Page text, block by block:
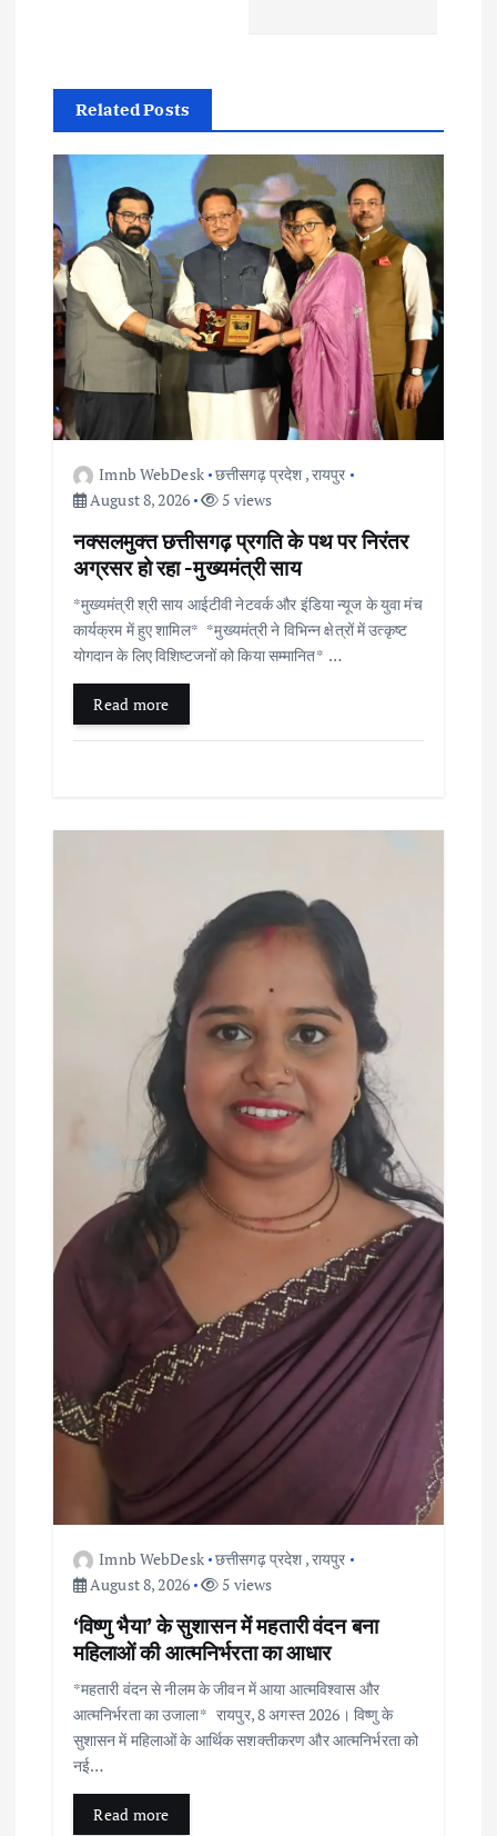
a
t
o
n
Related Posts
Imnb WebDesk छत्तीसगढ़ प्रदेश ,रायपुर
August 8, 2026
5 views
नक्सलमुक्त छत्तीसगढ़ प्रगति के पथ पर निरंतर
अग्रसर हो रहा -मुख्यमंत्री साय
*मुख्यमंत्री श्री साय आईटीवी नेटवर्क और इंडिया न्यूज के युवा मंच
कार्यक्रम में हुए शामिल* *मुख्यमंत्री ने विभिन्न क्षेत्रों में उत्कृष्ट
योगदान के लिए विशिष्टजनों को किया सम्मानित* …
Read more
Imnb WebDesk छत्तीसगढ़ प्रदेश ,रायपुर
August 8, 2026
5 views
‘विष्णु भैया’ के सुशासन में महतारी वंदन बना
महिलाओं की आत्मनिर्भरता का आधार
*महतारी वंदन से नीलम के जीवन में आया आत्मविश्वास और
आत्मनिर्भरता का उजाला* रायपुर, 8 अगस्त 2026। विष्णु के
सुशासन में महिलाओं के आर्थिक सशक्तीकरण और आत्मनिर्भरता को
नई…
Read more